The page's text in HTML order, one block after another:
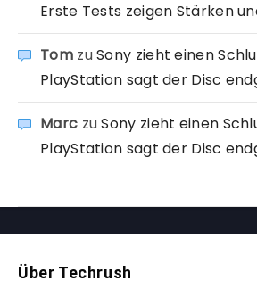
Erste Tests zeigen Stärken
TomzuSony zieht einen
PlayStation sagt der Disc
Marc zuSony zieht einen
PlayStation sagt der Disc
Über Techrush